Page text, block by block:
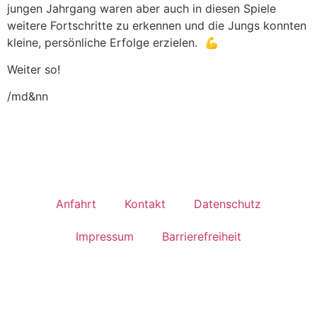
jungen Jahrgang waren aber auch in diesen Spiele
weitere Fortschritte zu erkennen und die Jungs konnten
kleine, persönliche Erfolge erzielen. 💪
Weiter so!
/md&nn
Anfahrt Kontakt Datenschutz
Impressum Barrierefreiheit